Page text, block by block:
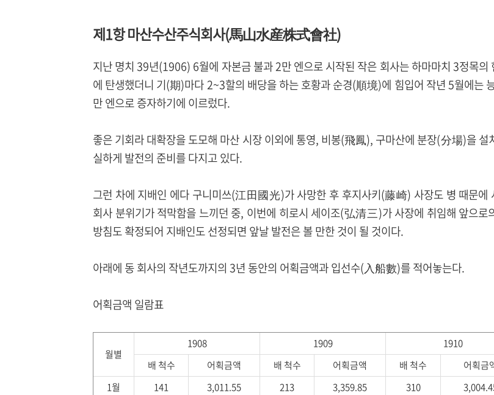
제1항 마산수산주식회사(馬山水産株式會社)
지난 명치 39년(1906) 6월에 자본금 불과 2만 엔으로 시작된 작은 회사는 하마마치 3정목의
에 탄생했더니 기(期)마다 2~3할의 배당을 하는 호황과 순경(順境)에 힘입어 작년 5월에는
만 엔으로 증자하기에 이르렀다.
좋은 기회라 대확장을 도모해 마산 시장 이외에 통영, 비봉(飛鳳), 구마산에 분장(分場)을 설
실하게 발전의 준비를 다지고 있다.
그런 차에 지배인 에다 구니미쓰(江田國光)가 사망한 후 후지사키(藤崎) 사장도 병 때문에
회사 분위기가 적막함을 느끼던 중, 이번에 히로시 세이조(弘清三)가 사장에 취임해 앞으로
방침도 확정되어 지배인도 선정되면 앞날 발전은 볼 만한 것이 될 것이다.
아래에 동 회사의 작년도까지의 3년 동안의 어획금액과 입선수(入船數)를 적어놓는다.
어획금액 일람표
월별
1908 1909
1910
배 척수
어획금액 배 척수 어획금액 배 척수
어획금
1월
141 3,011.55 213 3,359.85 310